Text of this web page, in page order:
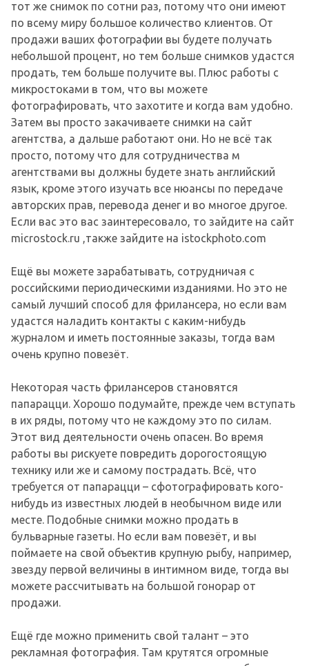
тот же снимок по сотни раз, потому что они имеют
по всему миру большое количество клиентов. От
продажи ваших фотографии вы будете получать
небольшой процент, но тем больше снимков удастся
продать, тем больше получите вы. Плюс работы с
микростоками в том, что вы можете
фотографировать, что захотите и когда вам удобно.
Затем вы просто закачиваете снимки на сайт
агентства, а дальше работают они. Но не всё так
просто, потому что для сотрудничества м
агентствами вы должны будете знать английский
язык, кроме этого изучать все нюансы по передаче
авторских прав, перевода денег и во многое другое.
Если вас это вас заинтересовало, то зайдите на сайт
microstock.ru ,также зайдите на istockphoto.com
Ещё вы можете зарабатывать, сотрудничая с
российскими периодическими изданиями. Но это не
самый лучший способ для фрилансера, но если вам
удастся наладить контакты с каким-нибудь
журналом и иметь постоянные заказы, тогда вам
очень крупно повезёт.
Некоторая часть фрилансеров становятся
папарацци. Хорошо подумайте, прежде чем вступать
в их ряды, потому что не каждому это по силам.
Этот вид деятельности очень опасен. Во время
работы вы рискуете повредить дорогостоящую
технику или же и самому пострадать. Всё, что
требуется от папарацци – сфотографировать кого-
нибудь из известных людей в необычном виде или
месте. Подобные снимки можно продать в
бульварные газеты. Но если вам повезёт, и вы
поймаете на свой объектив крупную рыбу, например,
звезду первой величины в интимном виде, тогда вы
можете рассчитывать на большой гонорар от
продажи.
Ещё где можно применить свой талант – это
рекламная фотография. Там крутятся огромные